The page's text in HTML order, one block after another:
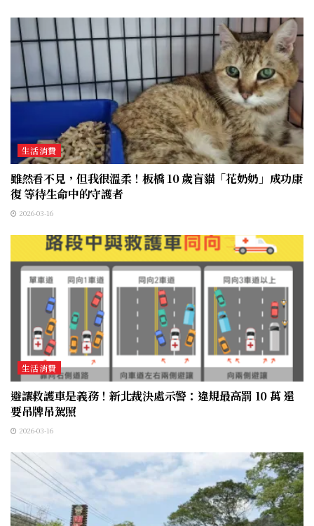
生活消費
雖然看不見，但我很溫柔！板橋 10 歲盲貓「花奶奶」成功康
復 等待生命中的守護者
2026-03-16
生活消費
避讓救護車是義務！新北裁決處示警：違規最高罰 10 萬 還
要吊牌吊駕照
2026-03-16